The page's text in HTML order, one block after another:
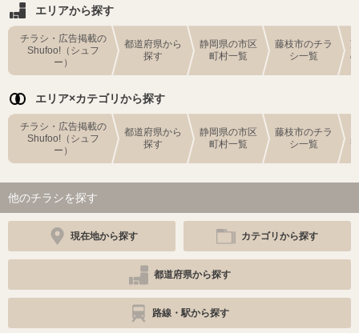
エリアから探す
チラシ・広告掲載の
Shufoo!（シュフ
ー）
都道府県から
探す
静岡県の市区
町村一覧
藤枝市のチラ
シ一覧
エリア×カテゴリから探す
チラシ・広告掲載の
Shufoo!（シュフ
ー）
都道府県から
探す
静岡県の市区
町村一覧
藤枝市のチラ
シ一覧
他のチラシを探す
現在地から探す カテゴリから探す
都道府県から探す
路線・駅から探す